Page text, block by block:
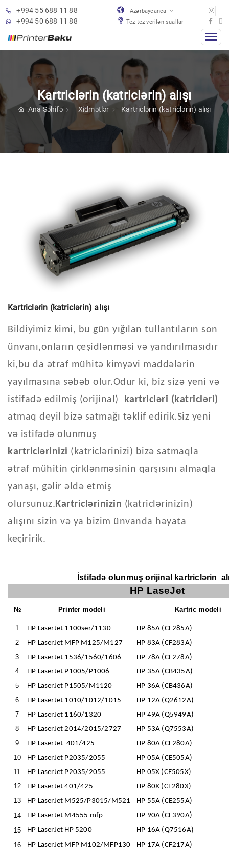
+994 55 688 11 88
+994 50 688 11 88
Azərbaycanca
Tez-tez verilən suallar
Kartriclərin (katriclərin) alışı
Ana Səhifə Xidmətlər Kartriclərin (katriclərin) alışı
Kartriclərin (katriclərin) alışı
Bildiyimiz kimi, bu gün yığılan tullantıların son
ünvanı,onların çeşidlənməsi və yandırılmasıdır
ki,bu da ətraf mühitə kimyəvi maddələrin
yayılmasına səbəb olur.Odur ki, biz sizə yeni və
istifadə edilmiş (orijinal) kartricləri (katricləri)
atmaq deyil bizə satmağı təklif edirik.Siz yeni
və istifadə olunmuş
kartriclərinizi (katriclərinizi) bizə satmaqla
ətraf mühitin çirklənməsinin qarşısını almaqla
yanaşı, gəlir əldə etmiş
olursunuz.Kartriclərinizin (katriclərinizin)
alışını sizin və ya bizim ünvanda həyata
keçiririk.
İstifadə olunmuş orijinal kartriclərin
HP LaseJet
№ Printer modeli Kartric modeli
1 HP LaserJet 1100ser/1130
HP 85A (CE285A)
2
HP LaserJet MFP M125/M127
HP 83A (CF283A)
3
HP LaserJet 1536/1560/1606
HP 78A (CE278A)
4
HP LaserJet P1005/P1006
HP 35A (CB435A)
5
HP LaserJet P1505/M1120
HP 36A (CB436A)
6
HP LaserJet 1010/1012/1015
HP 12A (Q2612A)
7
HP LaserJet 1160/1320
HP 49A (Q5949A)
8
HP LaserJet 2014/2015/2727
HP 53A (Q7553A)
9
HP LaserJet 401/425
HP 80A (CF280A)
10
HP LaserJet P2035/2055
HP 05A (CE505A)
11
HP LaserJet P2035/2055
HP 05X (CE505X)
12
HP LaserJet 401/425
HP 80X (CF280X)
13
HP LaserJet M525/P3015/M521
HP 55A (CE255A)
14
HP LaserJet M4555 mfp
HP 90A (CE390A)
15
HP LaserJet HP 5200
HP 16A (Q7516A)
16
HP LaserJet MFP M102/MFP130
HP 17A (CF217A)